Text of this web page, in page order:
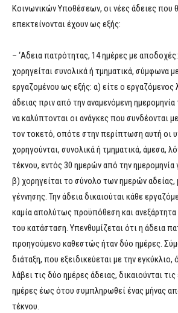
Κοινωνικών Υποθέσεων, οι νέες άδειες που
επεκτείνονται έχουν ως εξής:
– ‘Αδεια πατρότητας, 14 ημέρες με
χορηγείται συνολικά ή τμηματικά, σύμφωνα
εργαζομένου ως εξής: α) είτε ο εργαζόμενος
άδειας πριν από την αναμενόμενη
να καλύπτονται οι ανάγκες που συνδέονται
τον τοκετό, οπότε στην περίπτωση αυτή οι
χορηγούνται, συνολικά ή τμηματικά, άμεσα,
τέκνου, εντός 30 ημερών από την ημερομηνία
β) χορηγείται το σύνολο των ημερών αδείας,
γέννησης. Την άδεια δικαιούται κάθε
καμία απολύτως προϋπόθεση και ανεξάρτητα
του κατάσταση. Υπενθυμίζεται ότι η άδεια
προηγούμενο καθεστώς ήταν δύο ημέρες.
διάταξη, που εξειδικεύεται με την
λάβει τις δύο ημέρες άδειας, δικαιούνται
ημέρες έως ότου συμπληρωθεί ένας μήνας
τέκνου.